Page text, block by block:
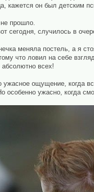
кажется он был детским
прошло.
сегодня, случилось в
меняла постель, а я
что ловил на себе
абсолютно всех!
ужасное ощущение, когда
особенно ужасно, когда